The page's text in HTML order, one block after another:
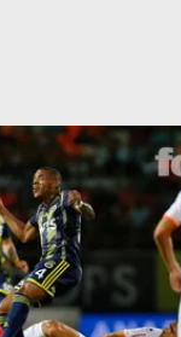
Verilerin
Metnimizi
olarak kullanılan
.